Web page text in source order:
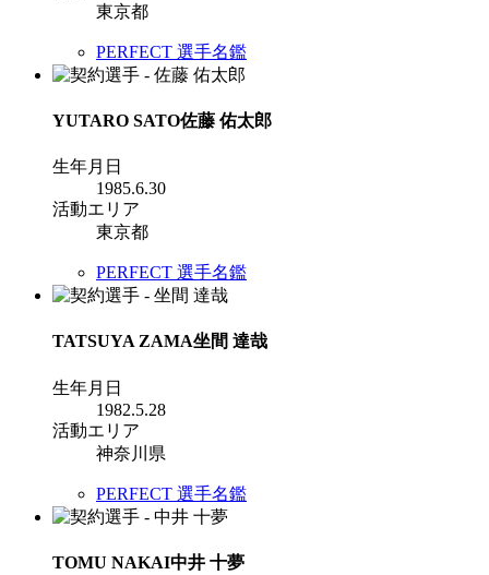
東京都
PERFECT 選手名鑑
YUTARO SATO佐藤 佑太郎
生年月日
1985.6.30
活動エリア
東京都
PERFECT 選手名鑑
TATSUYA ZAMA坐間 達哉
生年月日
1982.5.28
活動エリア
神奈川県
PERFECT 選手名鑑
TOMU NAKAI中井 十夢